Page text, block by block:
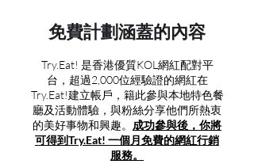
免費計劃涵蓋的內容
Try.Eat! 是香港優質KOL網紅配對平
台，超過2,000位經驗證的網紅在
Try.Eat!建立帳戶，籍此參與本地特色餐
廳及活動體驗，與粉絲分享他們所熱衷
的美好事物和興趣。 成功參與後，你將
可得到Try.Eat! 一個月免費的網紅行銷
服務。